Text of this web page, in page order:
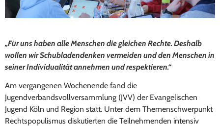
„Für uns haben alle Menschen die gleichen Rechte. Deshalb
wollen wir Schubladendenken vermeiden und den Menschen in
seiner Individualität annehmen und respektieren.“
Am vergangenen Wochenende fand die
Jugendverbandsvollversammlung (JVV) der Evangelischen
Jugend Köln und Region statt. Unter dem Themenschwerpunkt
Rechtspopulismus diskutierten die Teilnehmenden intensiv